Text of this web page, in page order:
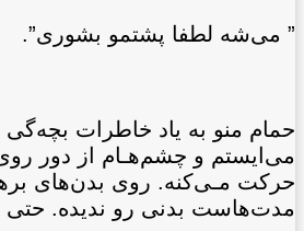
” می‌شه لطفا پشتمو بشوری”.
حمام منو به ياد خاطرات بچه‌گی
می‌ايستم و چشم‌هـام از دور
حرکت مـی‌کنه. روی بدن‌های
مدت‌هاست بدنی رو نديده. حتی